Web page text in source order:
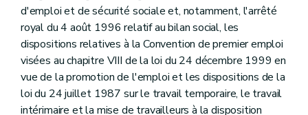
d'emploi et de sécurité sociale et, notamment, l'arrêté
royal du 4 août 1996 relatif au bilan social, les
dispositions relatives à la Convention de premier emploi
visées au chapitre VIII de la loi du 24 décembre 1999 en
vue de la promotion de l'emploi et les dispositions de la
loi du 24 juillet 1987 sur le travail temporaire, le travail
intérimaire et la mise de travailleurs à la disposition